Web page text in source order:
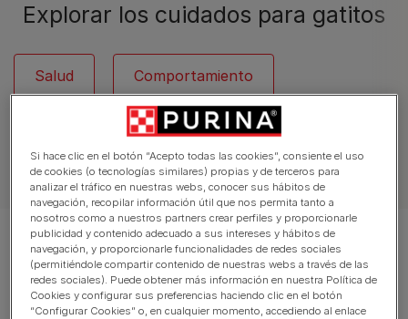
Explorar los cuidados para gatitos
Salud Comportamiento
Artículos sobre gatos
Mostrando 12 de 13 artículos
Artículos más vistos
Si hace clic en el botón “Acepto todas las cookies”, consiente el uso
de cookies (o tecnologías similares) propias y de terceros para
analizar el tráfico en nuestras webs, conocer sus hábitos de
navegación, recopilar información útil que nos permita tanto a
nosotros como a nuestros partners crear perfiles y proporcionarle
publicidad y contenido adecuado a sus intereses y hábitos de
navegación, y proporcionarle funcionalidades de redes sociales
(permitiéndole compartir contenido de nuestras webs a través de las
redes sociales). Puede obtener más información en nuestra Política de
Cookies y configurar sus preferencias haciendo clic en el botón
“Configurar Cookies” o, en cualquier momento, accediendo al enlace